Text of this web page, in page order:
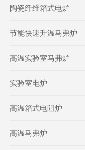
陶瓷纤维箱式电炉
节能快速升温马弗炉
高温实验室马弗炉
实验室电炉
高温箱式电阻炉
高温马弗炉